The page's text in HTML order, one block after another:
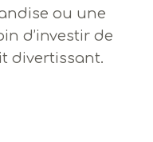
ou une
d’investir de
divertissant.